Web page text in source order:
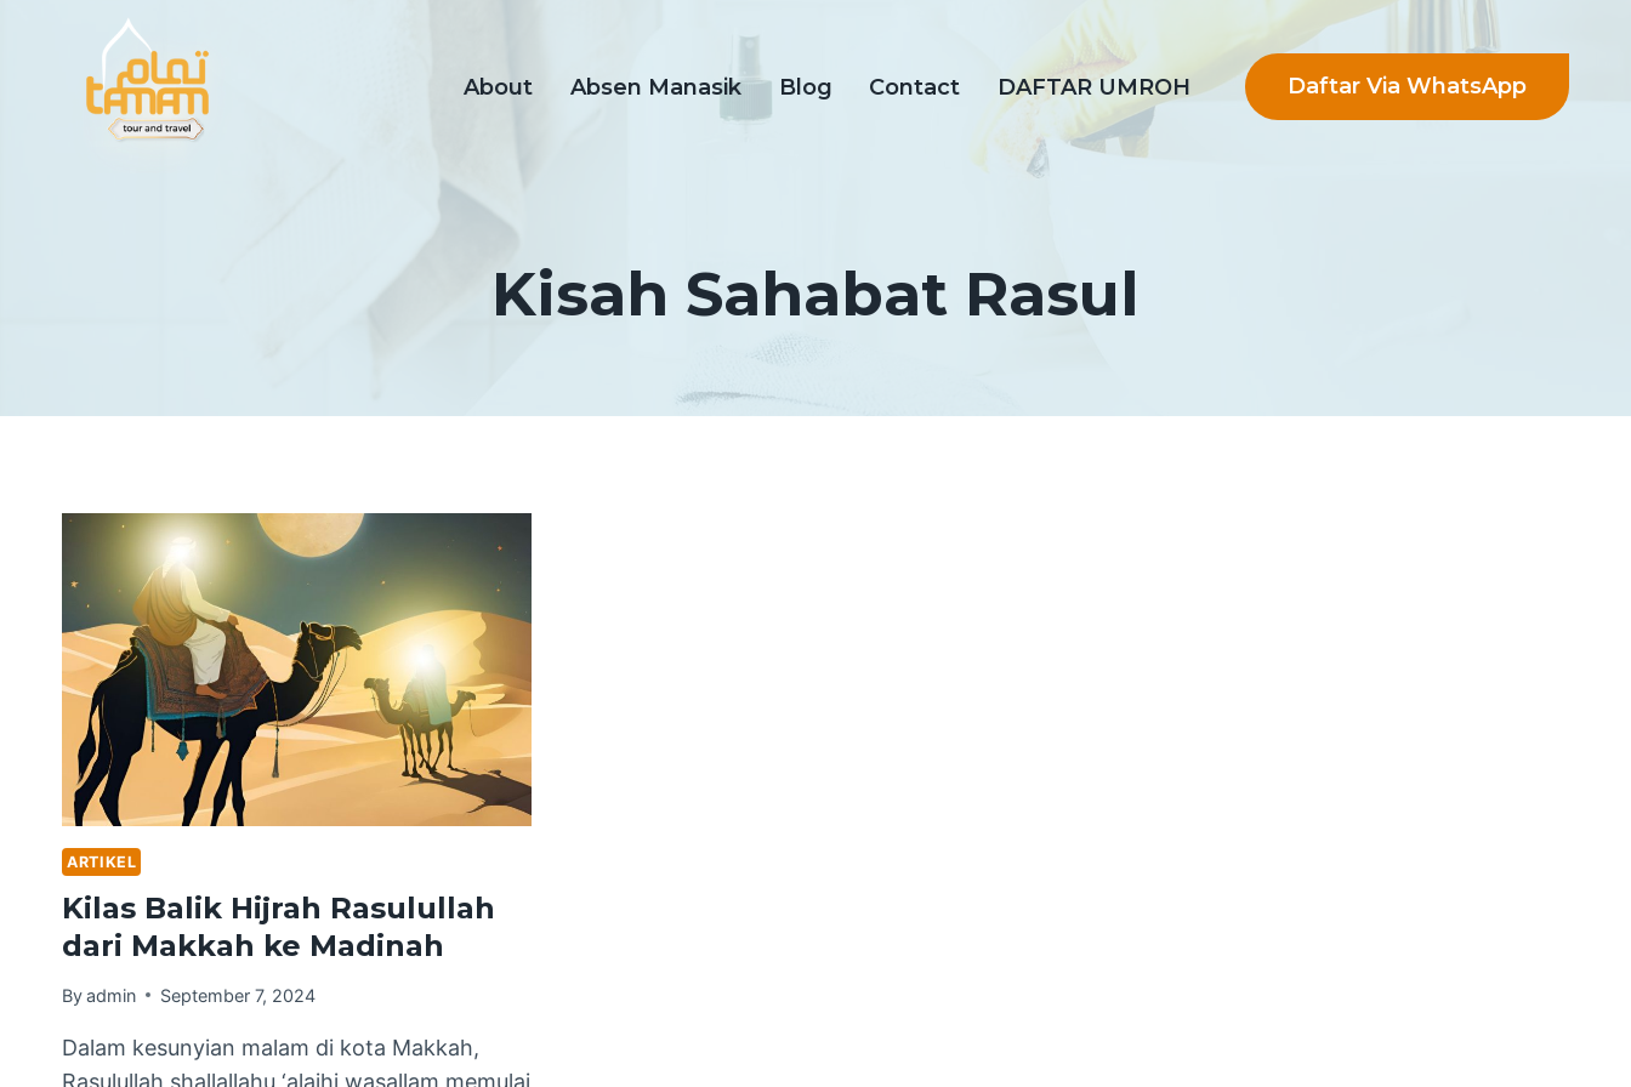
About Absen Manasik Blog Contact DAFTAR UMROH Daftar Via WhatsApp
Kisah Sahabat Rasul
ARTIKEL
Kilas Balik Hijrah Rasulullah
dari Makkah ke Madinah
Byadmin September 7, 2024
Dalam kesunyian malam di kota Makkah,
Rasulullah shallallahu ‘alaihi wasallam memulai